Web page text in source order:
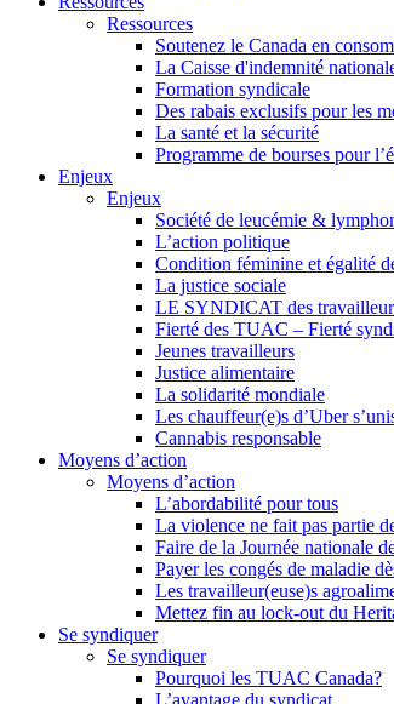
Ressources
Soutenez le Canada en
La Caisse d'indemnité
Formation syndicale
Des rabais exclusifs pour les
La santé et la sécurité
Programme de bourses pour
Enjeux
Enjeux
Société de leucémie &
L’action politique
Condition féminine et égalité
La justice sociale
LE SYNDICAT des
Fierté des TUAC – Fierté
Jeunes travailleurs
Justice alimentaire
La solidarité mondiale
Les chauffeur(e)s d’Uber
Cannabis responsable
Moyens d’action
Moyens d’action
L’abordabilité pour tous
La violence ne fait pas partie
Faire de la Journée nationale
Payer les congés de maladie
Les travailleur(euse)s
Mettez fin au lock-out du
Se syndiquer
Se syndiquer
Pourquoi les TUAC Canada?
L’avantage du syndicat